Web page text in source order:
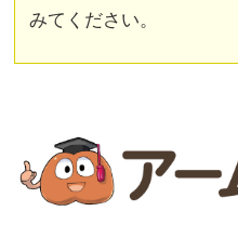
みてください。